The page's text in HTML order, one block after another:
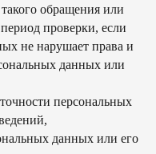
обращения или
проверки, если
не нарушает права и
данных или
персональных
данных или его